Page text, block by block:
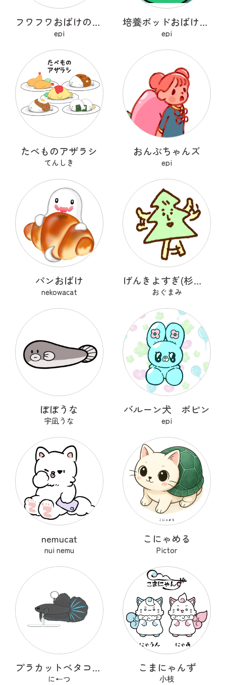
フワフワおばけのポメマロ
epi
培養ポッドおばけ フライトン
epi
たべものアザラシ
てんしき
おんぶちゃんズ
epi
パンおばけ
nekowacat
げんきよすぎ(杉の木)
おぐまみ
ぽぽうな
宇凪うな
バルーン犬 ポピン
epi
nemucat
nui nemu
こにゃめる
Pictor
プラカットベタコレクションver.1
に←つ
こまにゃんず
小枝